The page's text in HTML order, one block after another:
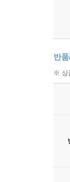
반
※ 상